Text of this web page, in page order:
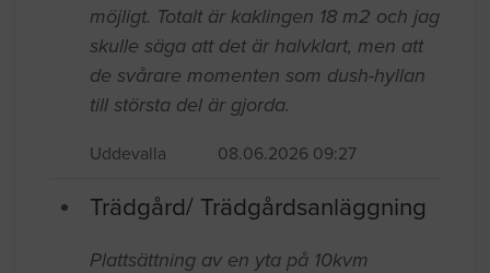
möjligt. Totalt är kaklingen 18 m2 och jag
skulle säga att det är halvklart, men att
de svårare momenten som dush-hyllan
till största del är gjorda.
Uddevalla 08.06.2026 09:27
Trädgård/ Trädgårdsanläggning
Plattsättning av en yta på 10kvm